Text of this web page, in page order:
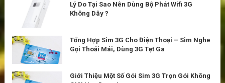
Lý Do Tại Sao Nên Dùng Bộ Phát Wifi 3G
Không Dây ?
Tổng Hợp Sim 3G Cho Điện Thoại – Sim Nghe
Gọi Thoải Mái, Dùng 3G Tẹt Ga
Giới Thiệu Một Số Gói Sim 3G Trọn Gói Không